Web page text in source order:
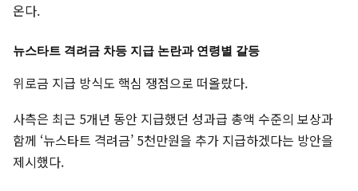
온다.
뉴스타트 격려금 차등 지급 논란과 연령별 갈등
위로금 지급 방식도 핵심 쟁점으로 떠올랐다.
사측은 최근 5개년 동안 지급했던 성과급 총액 수준의 보상과
함께 ‘뉴스타트 격려금’ 5천만원을 추가 지급하겠다는 방안을
제시했다.